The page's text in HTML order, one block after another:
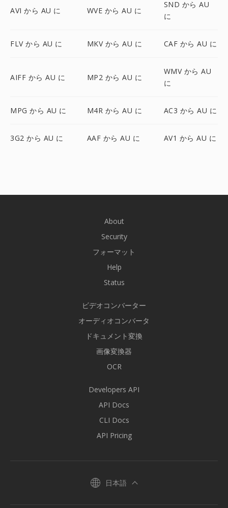
AVI から AU に WVE から AU に
SND から AU
に
FLV から AU に MKV から AU に CAF から AU に
AIFF から AU に MP2 から AU に
WMV から AU
に
MPG から AU に M4R から AU に AC3 から AU に
3G2 から AU に AAF から AU に AV1 から AU に
About
Security
フォーマット
Help
Status
ビデオコンバーター
オーディオコンバータ
ドキュメント変換
画像変換器
OCR
Developers API
API Docs
CLI Docs
API Pricing
日本語